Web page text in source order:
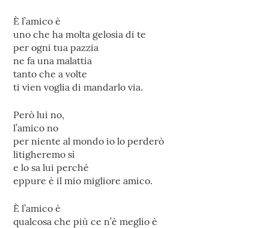
È l’amico è
uno che ha molta gelosia di te
per ogni tua pazzia
ne fa una malattia
tanto che a volte
ti vien voglia di mandarlo via.
Però lui no,
l’amico no
per niente al mondo io lo perderò
litigheremo sì
e lo sa lui perché
eppure è il mio migliore amico.
È l’amico è
qualcosa che più ce n’è meglio è